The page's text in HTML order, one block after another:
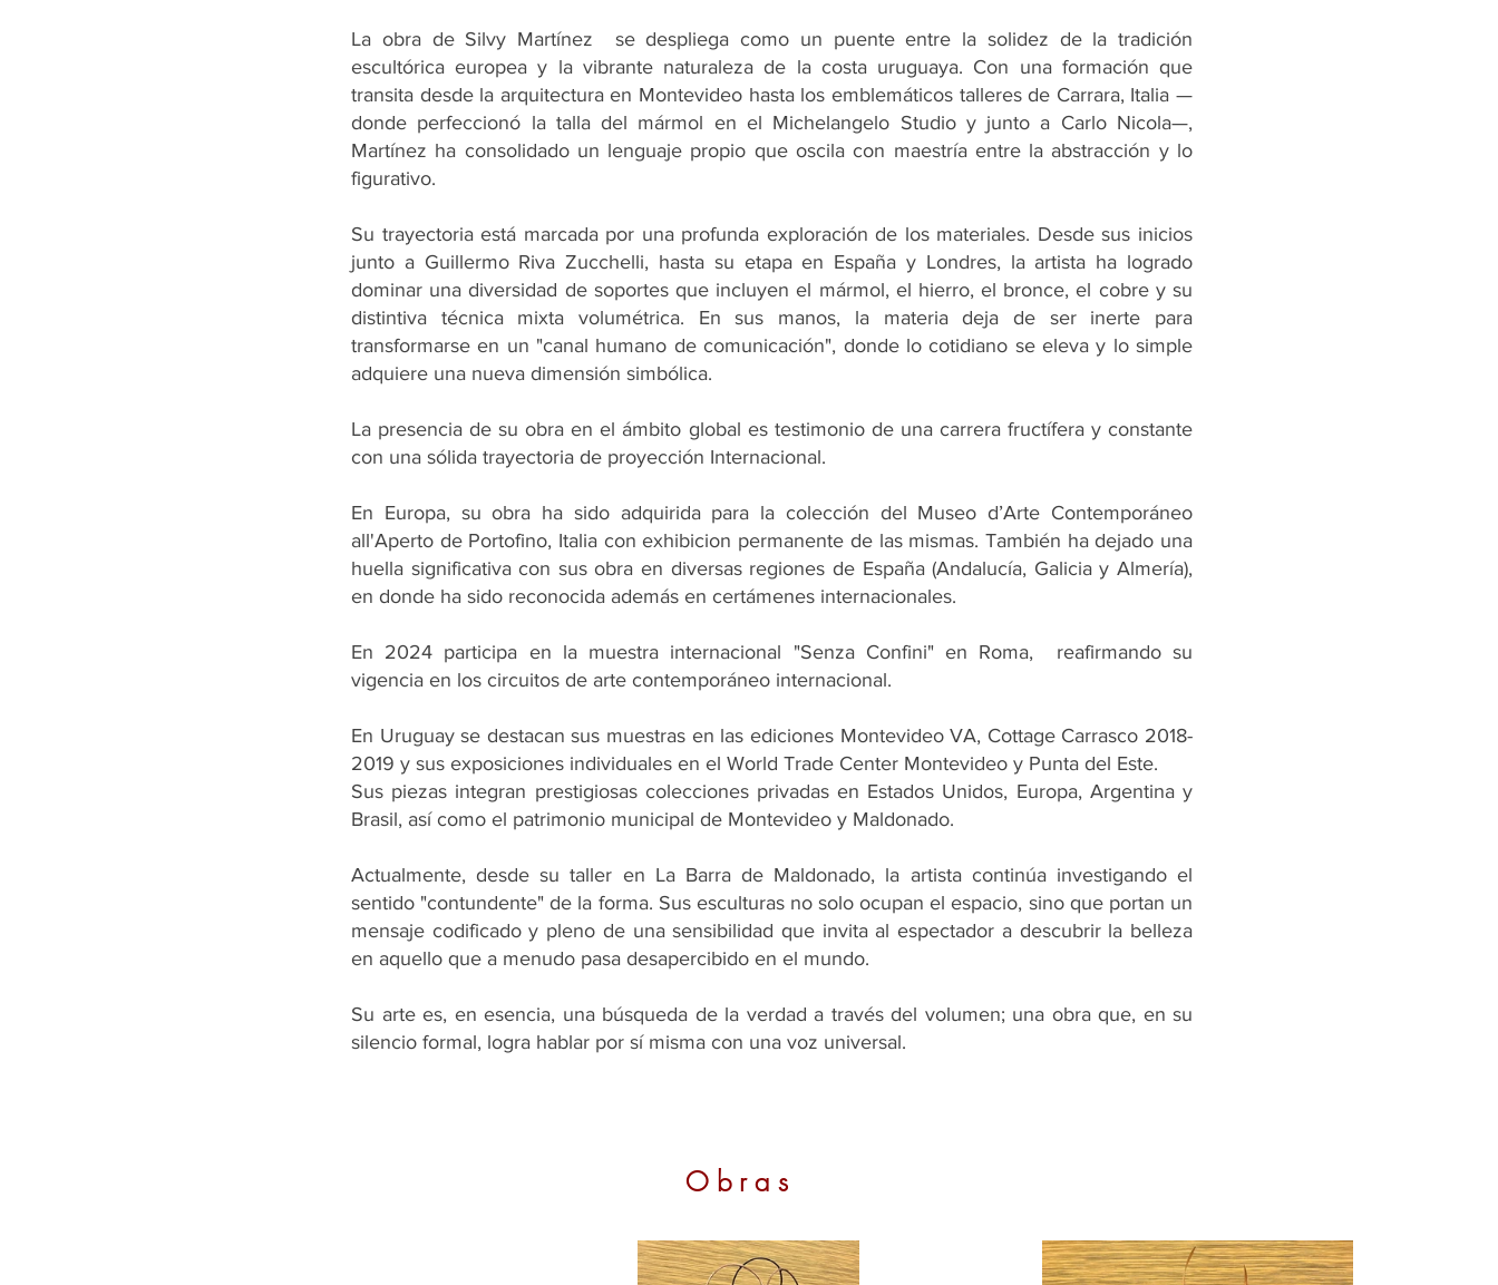
La obra de Silvy Martínez se despliega como un puente entre la solidez de la tradición
escultórica europea y la vibrante naturaleza de la costa uruguaya. Con una formación que
transita desde la arquitectura en Montevideo hasta los emblemáticos talleres de Carrara, Italia —
donde perfeccionó la talla del mármol en el Michelangelo Studio y junto a Carlo Nicola—,
Martínez ha consolidado un lenguaje propio que oscila con maestría entre la abstracción y lo
figurativo.
Su trayectoria está marcada por una profunda exploración de los materiales. Desde sus inicios
junto a Guillermo Riva Zucchelli, hasta su etapa en España y Londres, la artista ha logrado
dominar una diversidad de soportes que incluyen el mármol, el hierro, el bronce, el cobre y su
distintiva técnica mixta volumétrica. En sus manos, la materia deja de ser inerte para
transformarse en un "canal humano de comunicación", donde lo cotidiano se eleva y lo simple
adquiere una nueva dimensión simbólica.
La presencia de su obra en el ámbito global es testimonio de una carrera fructífera y constante
con una sólida trayectoria de proyección Internacional.
En Europa, su obra ha sido adquirida para la colección del Museo d’Arte Contemporáneo
all'Aperto de Portofino, Italia con exhibicion permanente de las mismas. También ha dejado una
huella significativa con sus obra en diversas regiones de España (Andalucía, Galicia y Almería),
en donde ha sido reconocida además en certámenes internacionales.
En 2024 participa en la muestra internacional "Senza Confini" en Roma, reafirmando su
vigencia en los circuitos de arte contemporáneo internacional.
En Uruguay se destacan sus muestras en las ediciones Montevideo VA, Cottage Carrasco 2018-
2019 y sus exposiciones individuales en el World Trade Center Montevideo y Punta del Este.
Sus piezas integran prestigiosas colecciones privadas en Estados Unidos, Europa, Argentina y
Brasil, así como el patrimonio municipal de Montevideo y Maldonado.
Actualmente, desde su taller en La Barra de Maldonado, la artista continúa investigando el
sentido "contundente" de la forma. Sus esculturas no solo ocupan el espacio, sino que portan un
mensaje codificado y pleno de una sensibilidad que invita al espectador a descubrir la belleza
en aquello que a menudo pasa desapercibido en el mundo.
Su arte es, en esencia, una búsqueda de la verdad a través del volumen; una obra que, en su
silencio formal, logra hablar por sí misma con una voz universal.
Obras